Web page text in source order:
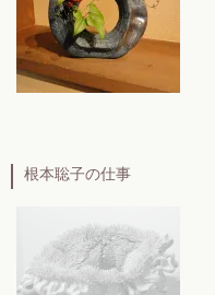
根本聡子の仕事